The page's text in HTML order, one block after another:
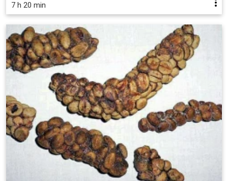
7 h 20 min